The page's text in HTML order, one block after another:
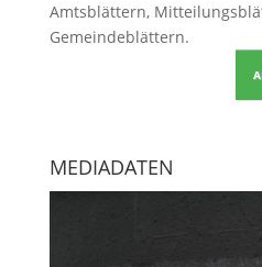
Amtsblättern,
Gemeindeblättern.
MEDIADATEN